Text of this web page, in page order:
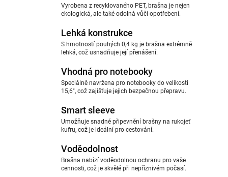
Vyrobena z recyklovaného PET, brašna je nejen
ekologická, ale také odolná vůči opotřebení.
Lehká konstrukce
S hmotností pouhých 0,4 kg je brašna extrémně
lehká, což usnadňuje její přenášení.
Vhodná pro notebooky
Speciálně navržena pro notebooky do velikosti
15,6", což zajišťuje jejich bezpečnou přepravu.
Smart sleeve
Umožňuje snadné připevnění brašny na rukojeť
kufru, což je ideální pro cestování.
Voděodolnost
Brašna nabízí voděodolnou ochranu pro vaše
cennosti, což je skvělé při nepříznivém počasí.